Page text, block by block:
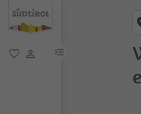
menulink